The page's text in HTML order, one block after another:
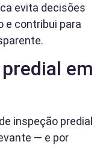
evita decisões
e contribui para
em
inspeção predial
— e por